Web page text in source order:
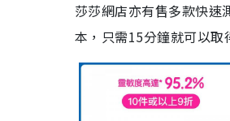
莎莎網店亦有售多款快
本，只需15分鐘就可以